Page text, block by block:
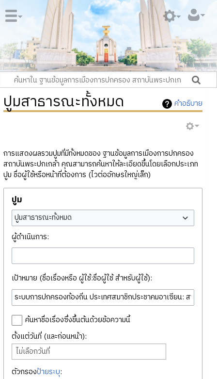
คำอธิบาย
ปูมสาธารณะทั้งหมด
การแสดงผลรวมปูมที่มีทั้งหมดของ ฐานข้อมูลการเมืองการปกครอง
สถาบันพระปกเกล้า คุณสามารถค้นหาให้ละเอียดขึ้นโดยเลือกประเภท
ปูม ชื่อผู้ใช้หรือหน้าที่ต้องการ (ไวต่ออักษรใหญ่เล็ก)
ปูม
ปูมสาธารณะทั้งหมด
ผู้ดำเนินการ:
เป้าหมาย (ชื่อเรื่องหรือ ผู้ใช้:ชื่อผู้ใช้ สำหรับผู้ใช้):
ค้นหาชื่อเรื่องซึ่งขึ้นต้นด้วยข้อความนี้
ตั้งแต่วันที่ (และก่อนหน้า):
ไม่เลือกวันที่
ตัวกรองป้ายระบุ: